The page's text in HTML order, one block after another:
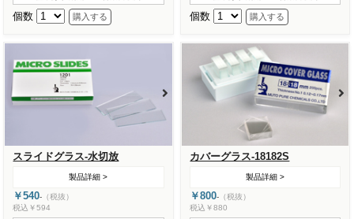
個数 個数
スライドグラス-水切放
製品詳細 >
￥540- （税抜）
税込￥594
カバーグラス-18182S
製品詳細 >
￥800- （税抜）
税込￥880